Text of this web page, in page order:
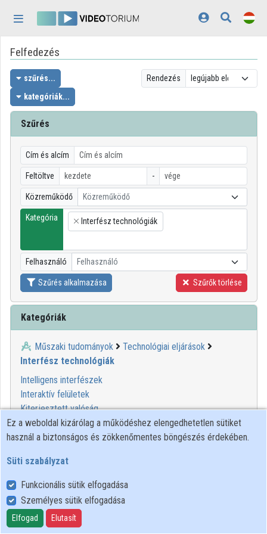
Kezdőlap
Bejelentkezés
Felfedezés
Kategóriák
Lejátszási listák
Intézmények
Közreműködők
világos
Felfedezés
szűrés...
kategóriák...
Rendezés
Szűrés
Cím és alcím
Feltöltve -
Közreműködő Közreműködő
Kategória
×
Interfész technológiák
Felhasználó Felhasználó
Szűrés alkalmazása Szűrők törlése
Kategóriák
Műszaki tudományok
Technológiai eljárások
Interfész technológiák
Intelligens interfészek
Interaktív felületek
Kiterjesztett valóság
Többnyelvű hozzáférési technológiák
Virtuális valóság
Ez a weboldal kizárólag a működéshez elengedhetetlen sütiket
használ a biztonságos és zökkenőmentes böngészés érdekében.
Süti szabályzat
Funkcionális sütik elfogadása
Személyes sütik elfogadása
Elfogad Elutasít